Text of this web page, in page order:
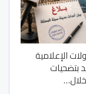
الإعلامية
بتضحيات